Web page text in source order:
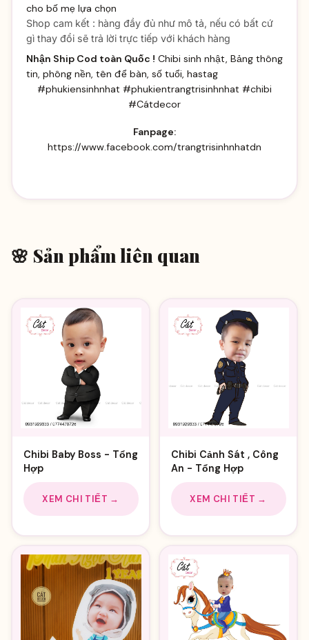
cho bố mẹ lựa chọn
Shop cam kết : hàng đầy đủ như mô tả, nếu có bất cứ
gì thay đổi sẽ trả lời trực tiếp với khách hàng
Nhận Ship Cod toàn Quốc ! Chibi sinh nhật, Bảng thông
tin, phông nền, tên để bàn, số tuổi, hastag
#phukiensinhnhat #phukientrangtrisinhnhat #chibi
#Cátdecor
Fanpage:
https://www.facebook.com/trangtrisinhnhatdn
🌸 Sản phẩm liên quan
Chibi Baby Boss - Tổng
Hợp
XEM CHI TIẾT →
Chibi Cảnh Sát , Công
An - Tổng Hợp
XEM CHI TIẾT →